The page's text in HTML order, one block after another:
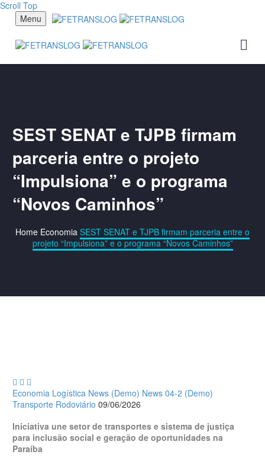
Scroll Top
Menu
SEST SENAT e TJPB firmam
parceria entre o projeto
“Impulsiona” e o programa
“Novos Caminhos”
Home Economia SEST SENAT e TJPB firmam parceria entre o
projeto “Impulsiona” e o programa “Novos Caminhos”
  
Economia Logística News (Demo) News 04-2 (Demo)
Transporte Rodoviário 09/06/2026
Iniciativa une setor de transportes e sistema de justiça
para inclusão social e geração de oportunidades na
Paraíba